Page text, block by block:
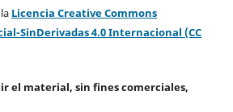
Licencia Creative Commons
SinDerivadas 4.0 Internacional (CC
el material, sin fines comerciales,